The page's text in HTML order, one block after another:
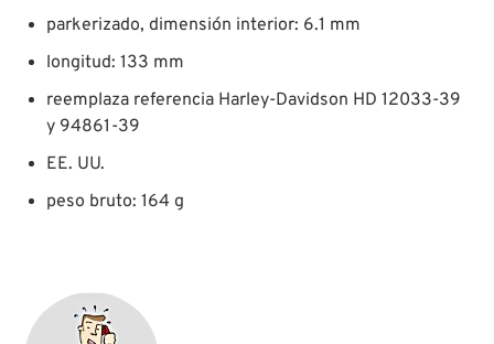
parkerizado, dimensión interior: 6.1 mm
longitud: 133 mm
reemplaza referencia Harley-Davidson HD 12033-39
y 94861-39
EE. UU.
peso bruto: 164 g